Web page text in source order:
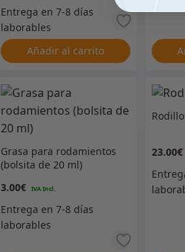
Añadir al carrito
Grasa para rodamientos
(bolsita de 20 ml)
3.00€
23.00€